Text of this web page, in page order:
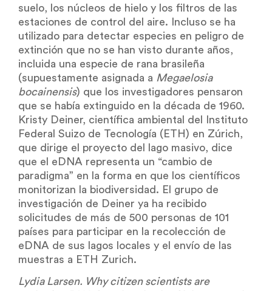
suelo, los núcleos de hielo y los filtros de las
estaciones de control del aire. Incluso se ha
utilizado para detectar especies en peligro de
extinción que no se han visto durante años,
incluida una especie de rana brasileña
(supuestamente asignada a Megaelosia
bocainensis) que los investigadores pensaron
que se había extinguido en la década de 1960.
Kristy Deiner, científica ambiental del Instituto
Federal Suizo de Tecnología (ETH) en Zúrich,
que dirige el proyecto del lago masivo, dice
que el eDNA representa un “cambio de
paradigma” en la forma en que los científicos
monitorizan la biodiversidad. El grupo de
investigación de Deiner ya ha recibido
solicitudes de más de 500 personas de 101
países para participar en la recolección de
eDNA de sus lagos locales y el envío de las
muestras a ETH Zurich.
Lydia Larsen. Why citizen scientists are